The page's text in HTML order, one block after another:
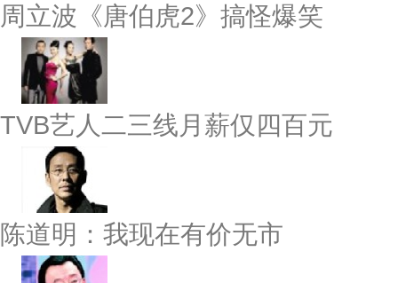
周立波《唐伯虎2》搞怪爆笑
TVB艺人二三线月薪仅四百元
陈道明：我现在有价无市